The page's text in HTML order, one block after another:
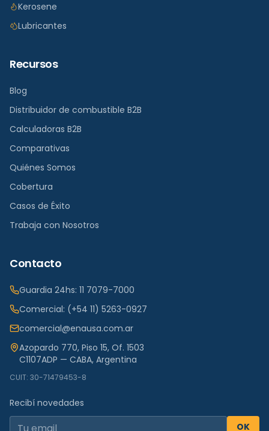
Kerosene
Lubricantes
Recursos
Blog
Distribuidor de combustible B2B
Calculadoras B2B
Comparativas
Quiénes Somos
Cobertura
Casos de Éxito
Trabaja con Nosotros
Contacto
Guardia 24hs: 11 7079-7000
Comercial: (+54 11) 5263-0927
comercial@enausa.com.ar
Azopardo 770, Piso 15, Of. 1503
C1107ADP — CABA, Argentina
CUIT: 30-71479453-8
Recibí novedades
OK